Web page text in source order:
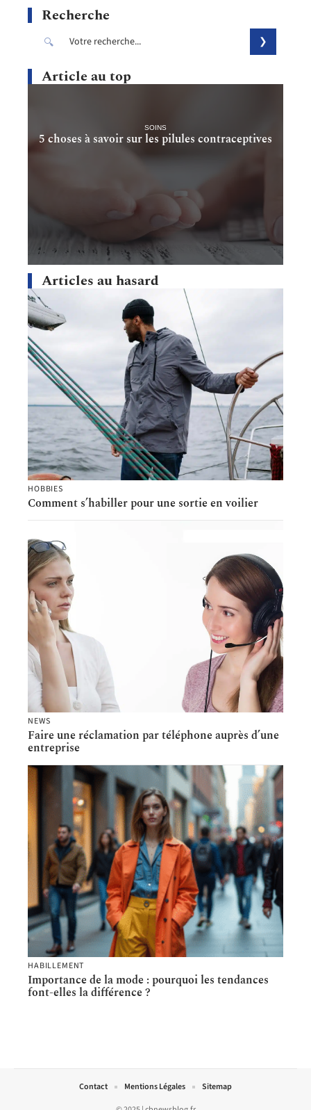
Recherche
Article au top
SOINS
5 choses à savoir sur les pilules contraceptives
Articles au hasard
HOBBIES
Comment s’habiller pour une sortie en voilier
NEWS
Faire une réclamation par téléphone auprès d’une
entreprise
HABILLEMENT
Importance de la mode : pourquoi les tendances
font-elles la différence ?
Contact Mentions Légales Sitemap